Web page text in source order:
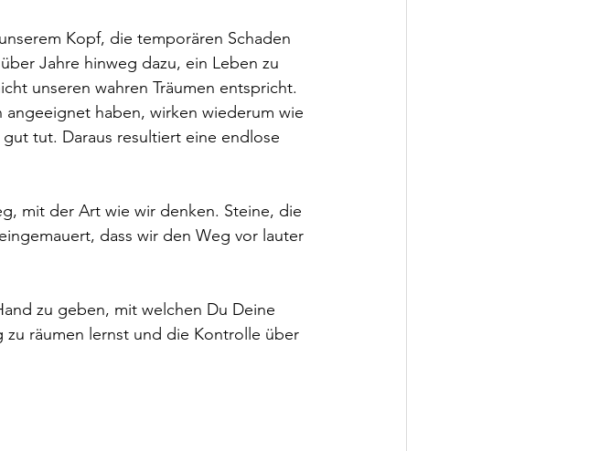
Kopf, die temporären Schaden
Jahre hinweg dazu, ein Leben zu
unseren wahren Träumen entspricht.
haben, wirken wiederum wie
tut. Daraus resultiert eine endlose
mit der Art wie wir denken. Steine, die
dass wir den Weg vor lauter
zu geben, mit welchen Du Deine
zu räumen lernst und die Kontrolle über